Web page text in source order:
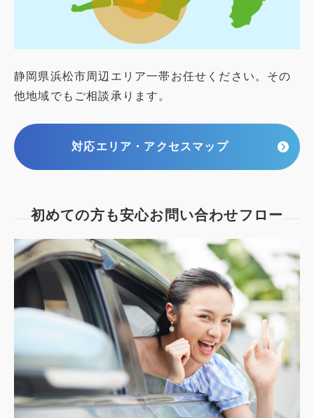
静岡県浜松市周辺エリア一帯お任せください。その
他地域でもご相談承ります。
対応エリア・アクセスマップ
初めての方も安心お問い合わせフロー